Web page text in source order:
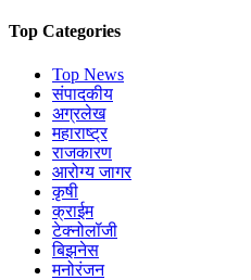
Top Categories
Top News
संपादकीय
अग्रलेख
महाराष्ट्र
राजकारण
आरोग्य जागर
कृषी
क्राईम
टेक्नोलॉजी
बिझनेस
मनोरंजन